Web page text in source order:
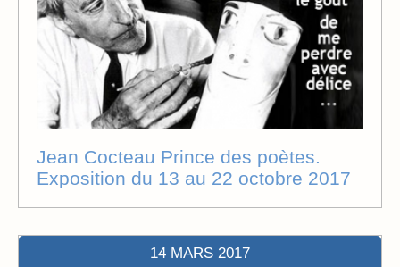
Jean Cocteau Prince des poètes.
Exposition du 13 au 22 octobre 2017
14 MARS 2017